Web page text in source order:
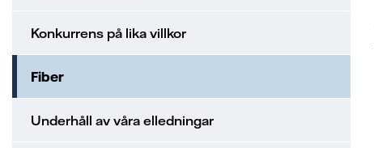
Konkurrens på lika villkor
Fiber
Underhåll av våra elledningar